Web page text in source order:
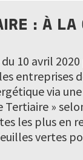
: À LA
10 avril
entreprises
via
Tertiaire »
les plus en
vertes